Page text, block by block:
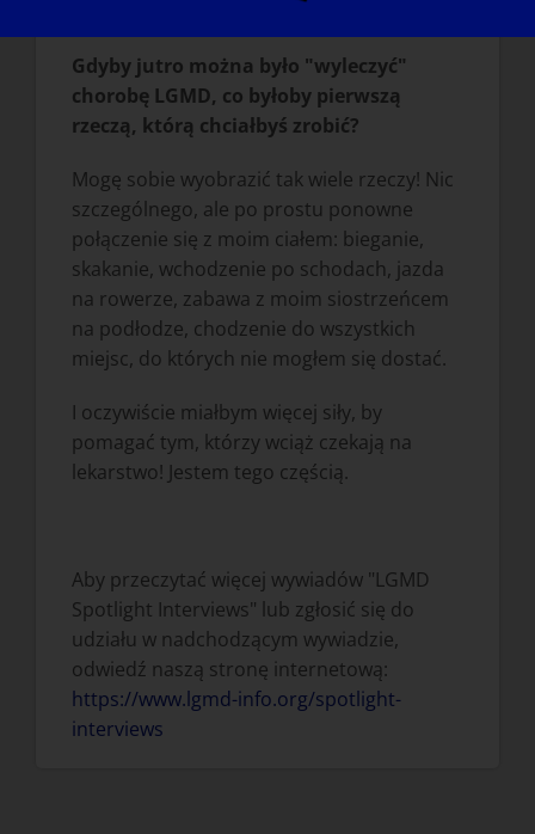
Gdyby jutro można było "wyleczyć"
chorobę LGMD, co byłoby pierwszą
rzeczą, którą chciałbyś zrobić?
Mogę sobie wyobrazić tak wiele rzeczy! Nic
szczególnego, ale po prostu ponowne
połączenie się z moim ciałem: bieganie,
skakanie, wchodzenie po schodach, jazda
na rowerze, zabawa z moim siostrzeńcem
na podłodze, chodzenie do wszystkich
miejsc, do których nie mogłem się dostać.
I oczywiście miałbym więcej siły, by
pomagać tym, którzy wciąż czekają na
lekarstwo! Jestem tego częścią.
Aby przeczytać więcej wywiadów "LGMD
Spotlight Interviews" lub zgłosić się do
udziału w nadchodzącym wywiadzie,
odwiedź naszą stronę internetową:
https://www.lgmd-info.org/spotlight-
interviews